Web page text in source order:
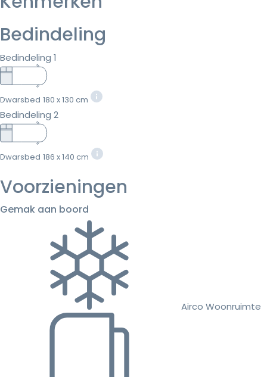
Bedindeling
Bedindeling 1
Dwarsbed 180 x 130 cm
Bedindeling 2
Dwarsbed 186 x 140 cm
Voorzieningen
Gemak aan boord
Airco Woonruimte